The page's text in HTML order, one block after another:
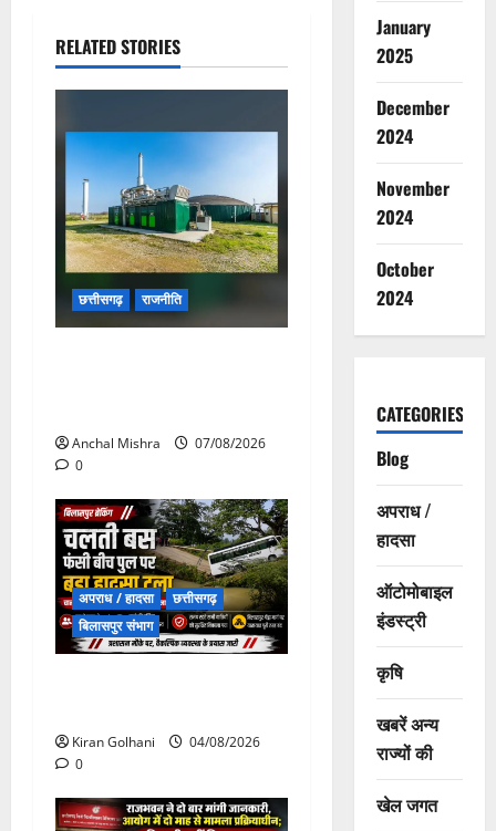
RELATED STORIES
छत्तीसगढ़ राजनीति
Anchal Mishra
07/08/2026
0
अपराध / हादसा
छत्तीसगढ़
बिलासपुर संभाग
Kiran Golhani
04/08/2026
0
January
2025
December
2024
November
2024
October
2024
CATEGORIES
Blog
अपराध /
हादसा
ऑटोमोबाइल
इंडस्ट्री
कृषि
खबरें अन्य
राज्यों की
खेल जगत